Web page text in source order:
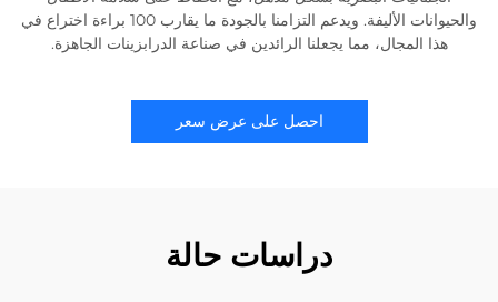
والحيوانات الأليفة. ويدعم التزامنا بالجودة ما يقارب 100 براءة اختراع في
هذا المجال، مما يجعلنا الرائدين في صناعة الدرابزينات الجاهزة.
احصل على عرض سعر
دراسات حالة